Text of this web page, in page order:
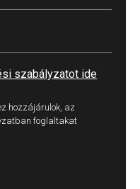
szabályzatot ide
hozzájárulok, az